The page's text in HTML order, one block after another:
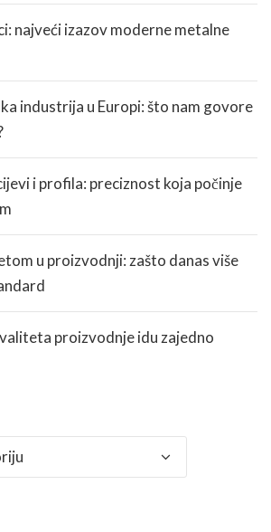
najveći izazov moderne metalne
industrija u Europi: što nam govore
i profila: preciznost koja počinje
u proizvodnji: zašto danas više
proizvodnje idu zajedno